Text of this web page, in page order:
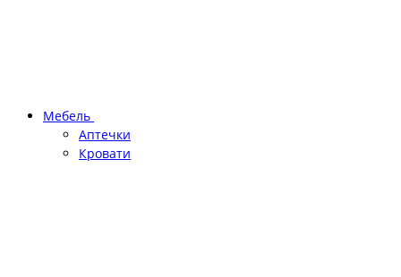
Мебель
Аптечки
Кровати